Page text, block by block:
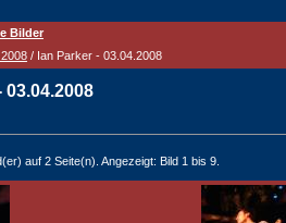
Bilder
/ Ian Parker - 03.04.2008
03.04.2008
auf 2 Seite(n). Angezeigt: Bild 1 bis 9.